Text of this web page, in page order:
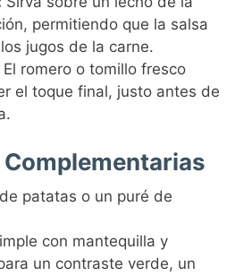
permitiendo que la salsa
jugos de la carne.
El romero o tomillo fresco
el toque final, justo antes de
patatas o un puré de
con mantequilla y
un contraste verde, un